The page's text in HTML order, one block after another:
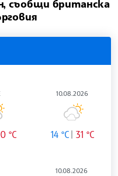
съобщи британска
°C
10.08.2026
14 °C 31 °C
10.08.2026